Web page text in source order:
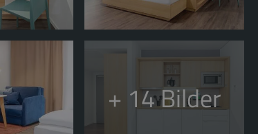
+ 14Bilder